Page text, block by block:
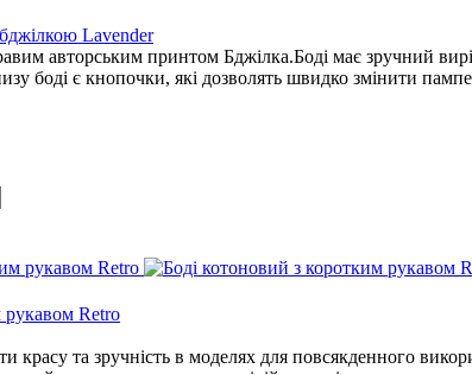
Lavender
авторським принтом Бджілка.Боді має зручний
боді є кнопочки, які дозволять швидко змінити
рукавом Retro
красу та зручність в моделях для повсякденного